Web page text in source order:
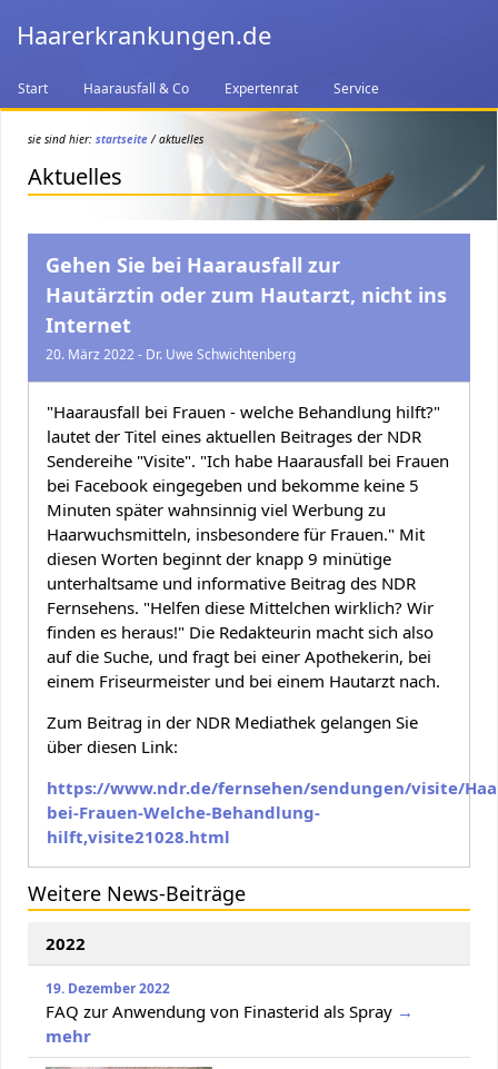
Haarerkrankungen.de
Start Haarausfall & Co Expertenrat Service
sie sind hier: startseite/ aktuelles
Aktuelles
Gehen Sie bei Haarausfall zur
Hautärztin oder zum Hautarzt, nicht ins
Internet
20. März 2022 - Dr. Uwe Schwichtenberg
"Haarausfall bei Frauen - welche Behandlung hilft?"
lautet der Titel eines aktuellen Beitrages der NDR
Sendereihe "Visite". "Ich habe Haarausfall bei Frauen
bei Facebook eingegeben und bekomme keine 5
Minuten später wahnsinnig viel Werbung zu
Haarwuchsmitteln, insbesondere für Frauen." Mit
diesen Worten beginnt der knapp 9 minütige
unterhaltsame und informative Beitrag des NDR
Fernsehens. "Helfen diese Mittelchen wirklich? Wir
finden es heraus!" Die Redakteurin macht sich also
auf die Suche, und fragt bei einer Apothekerin, bei
einem Friseurmeister und bei einem Hautarzt nach.
Zum Beitrag in der NDR Mediathek gelangen Sie
über diesen Link:
https://www.ndr.de/fernsehen/sendungen/visite/
bei-Frauen-Welche-Behandlung-
hilft,visite21028.html
Weitere News-Beiträge
2022
19. Dezember 2022
FAQ zur Anwendung von Finasterid als Spray →
mehr